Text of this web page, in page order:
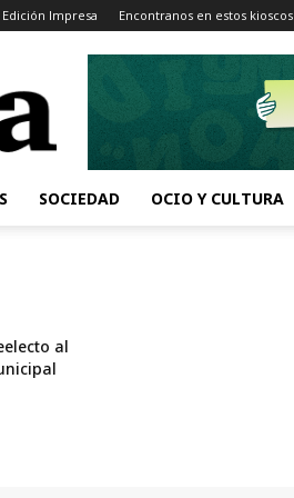
Edición Impresa Encontranos en estos kioscos
SOCIEDAD OCIO Y CULTURA
al